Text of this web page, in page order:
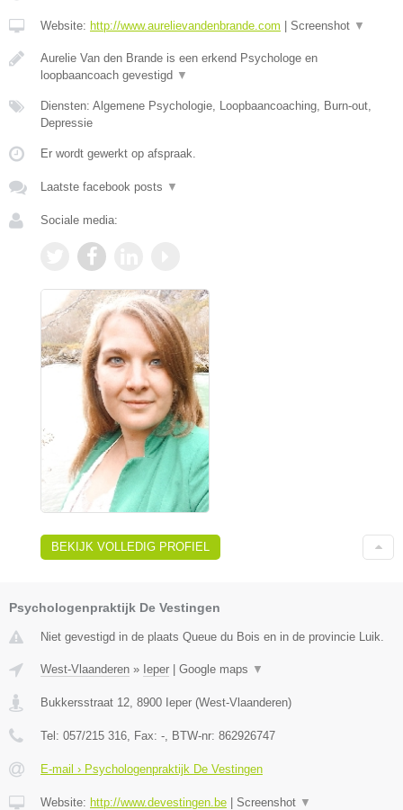
Website: http://www.aurelievandenbrande.com | Screenshot ▼
Aurelie Van den Brande is een erkend Psychologe en
loopbaancoach gevestigd ▼
Diensten: Algemene Psychologie, Loopbaancoaching, Burn-out,
Depressie
Er wordt gewerkt op afspraak.
Laatste facebook posts ▼
Sociale media:
BEKIJK VOLLEDIG PROFIEL
Psychologenpraktijk De Vestingen
Niet gevestigd in de plaats Queue du Bois en in de provincie Luik.
West-Vlaanderen » Ieper Google maps ▼
Bukkersstraat 12 8900 Ieper (West-Vlaanderen)
Tel: 057/215 316 , Fax: - , BTW-nr: 862926747
E-mail › Psychologenpraktijk De Vestingen
Website: http://www.devestingen.be Screenshot ▼